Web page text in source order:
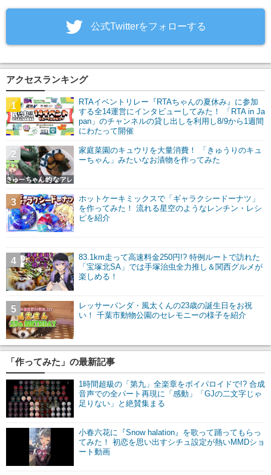
‎公式Twitterをフォローする
アクセスランキング
RTAイベントリレー『RTAちゃんの夏休み』に参加
する全14運営にインタビューしてみた！ 「RTA in Ja
pan」のチャンネルの貸し出しを利用し8/9から1週間
にわたって開催
1
家庭菜園のキュウリを大量消費！ 「きゅうりのキュ
ーちゃん」みたいなお漬物を作ってみた
2
ホットケーキミックスで「ギャラクシードーナツ」
を作ってみた！ 流れる星空のようなレンチン・レシ
ピを紹介
3
83.1km走って高速料金250円!? 特例ルートで訪れた
「宝塚北SA」では手塚治虫全力推し＆関西グルメが
楽しめる！
4
レッサーパンダ・風太くんの23歳の誕生日をお祝
い！ 千葉市動物公園のセレモニーの様子を紹介
5
「作ってみた」の最新記事
1時間超級の「第九」全楽章をボイパロイドで!? 合成
音声での全パート再現に「感動」「GJの二文字じゃ
足りない」と絶賛集まる
小春六花に『Snow halation』を歌って踊ってもらっ
てみた！ 初恋を思い出すシチュ設定が熱いMMDショ
ート動画